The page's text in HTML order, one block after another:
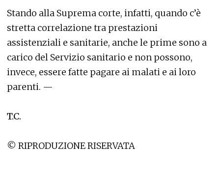
Stando alla Suprema corte, infatti, quando c’è
stretta correlazione tra prestazioni
assistenziali e sanitarie, anche le prime sono a
carico del Servizio sanitario e non possono,
invece, essere fatte pagare ai malati e ai loro
parenti. —
T.C.
© RIPRODUZIONE RISERVATA